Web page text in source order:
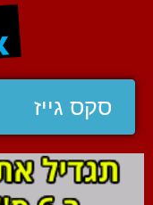
סקס גייז